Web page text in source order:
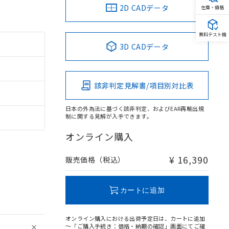
2D CADデータ
3D CADデータ
該非判定見解書/項目別対比表
日本の外為法に基づく該非判定、およびEAR再輸出規
制に関する見解が入手できます。
オンライン購入
販売価格（税込） ¥ 16,390
カートに追加
オンライン購入における出荷予定日は、カートに追加
～「ご購入手続き：価格・納期の確認」画面にてご確
在庫・価格
無料テスト機